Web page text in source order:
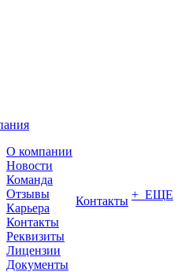
О компании
Новости
Команда
Отзывы
Карьера
Контакты
Реквизиты
Лицензии
Документы
Контакты + ЕЩЕ